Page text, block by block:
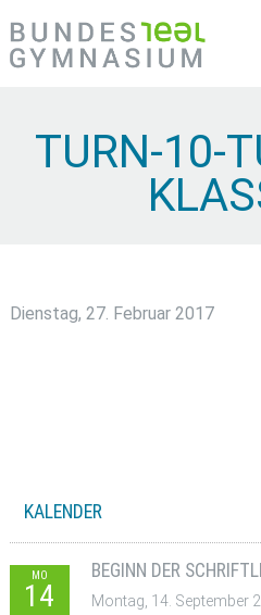
TURN-10-
Dienstag, 27. Februar 2017
KALENDER
MO
14
BEGINN DER
Montag, 14. September